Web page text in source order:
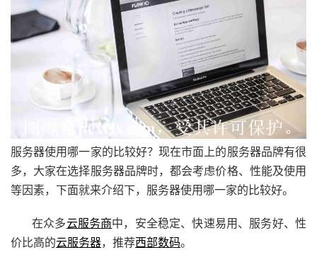
服务器使用哪一家的比较好？现在市面上的服务器品牌有很
多，大家在选择服务器品牌时，都会考虑价格、性能及使用
等因素，下面就来介绍下，服务器使用哪一家的比较好。
在众多云服务商中，安全稳定、快速易用、服务好、性
价比高的云服务器，推荐西部数码。